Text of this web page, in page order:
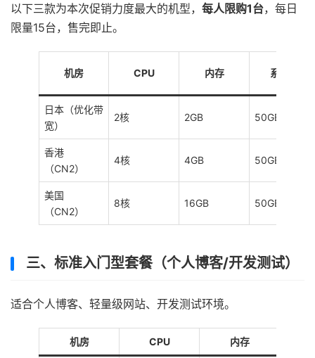
以下三款为本次促销力度最大的机型， 每人限购1台，每日
限量15台，售完即止。
机房 CPU 内存 系统盘
日本（优化带
宽）
2核 2GB 50GB
香港
（CN2）
4核 4GB 50GB
美国
（CN2）
8核 16GB 50GB
三、标准入门型套餐（个人博客/开发测试）
适合个人博客、轻量级网站、开发测试环境。
机房 CPU 内存